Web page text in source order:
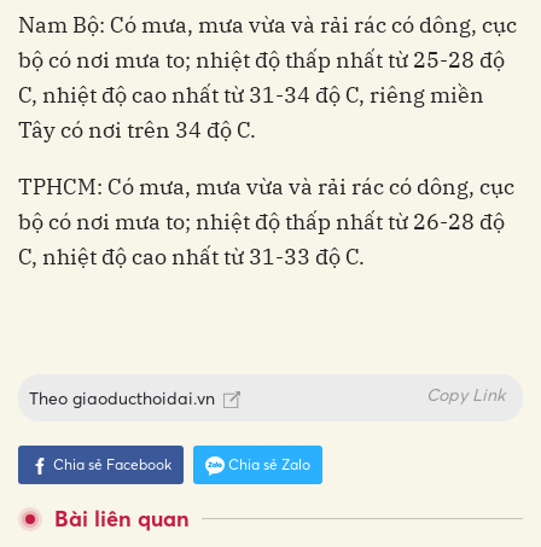
Nam Bộ: Có mưa, mưa vừa và rải rác có dông, cục
bộ có nơi mưa to; nhiệt độ thấp nhất từ 25-28 độ
C, nhiệt độ cao nhất từ 31-34 độ C, riêng miền
Tây có nơi trên 34 độ C.
TPHCM: Có mưa, mưa vừa và rải rác có dông, cục
bộ có nơi mưa to; nhiệt độ thấp nhất từ 26-28 độ
C, nhiệt độ cao nhất từ 31-33 độ C.
Theo giaoducthoidai.vn Copy Link
Chia sẻ Facebook Chia sẻ Zalo
Bài liên quan